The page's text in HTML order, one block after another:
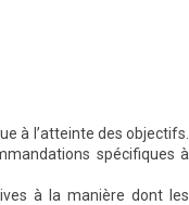
à l’atteinte des objectifs.
spécifiques à
à la manière dont les